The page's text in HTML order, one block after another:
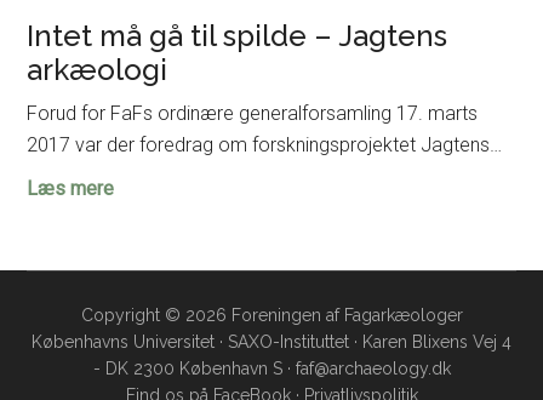
Intet må gå til spilde – Jagtens
arkæologi
Forud for FaFs ordinære generalforsamling 17. marts
2017 var der foredrag om forskningsprojektet Jagtens…
Læs mereIntet
spilde
–
Jagtens
Copyright © 2026 Foreningen af Fagarkæologer
Københavns Universitet · SAXO-Instituttet · Karen Blixens Vej 4
- DK 2300 København S · faf@archaeology.dk
Find os på FaceBook· Privatlivspolitik